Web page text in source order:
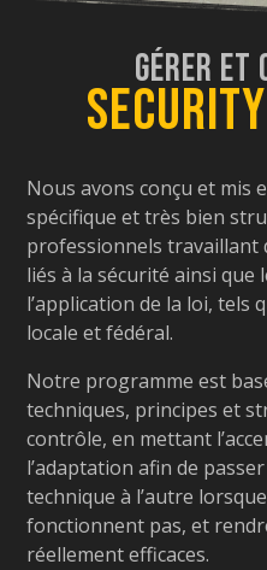
Gérer
Nous avons conçu et mis
spécifique et très bien
professionnels travaillant
liés à la sécurité ainsi que
l’application de la loi, tels
locale et fédéral.
Notre programme est
techniques, principes et
contrôle, en mettant
l’adaptation afin de
technique à l’autre
fonctionnent pas, et
réellement efficaces.